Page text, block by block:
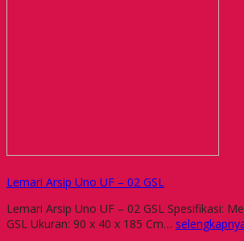
Lemari Arsip Uno UF – 02 GSL
Lemari Arsip Uno UF – 02 GSL Spesifikasi:
GSL Ukuran: 90 x 40 x 185 Cm…